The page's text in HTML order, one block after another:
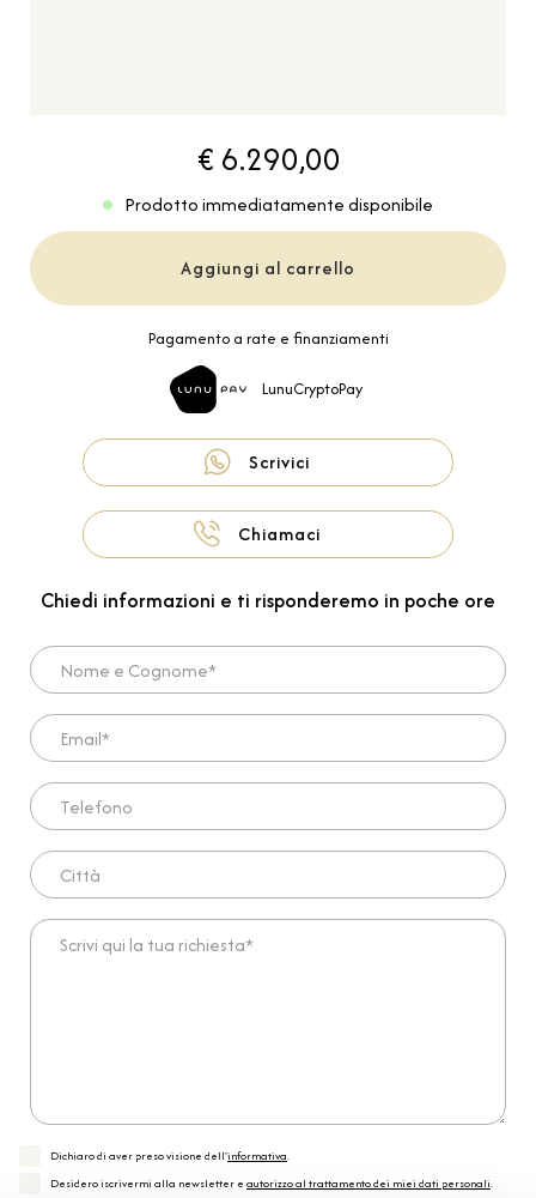
€ 6.290,00
Prodotto immediatamente disponibile
Aggiungi al carrello
Pagamento a rate e finanziamenti
LunuCryptoPay
Scrivici
Chiamaci
Chiedi informazioni e ti risponderemo in poche ore
Nome e Cognome*
Email*
Telefono
Città
Scrivi qui la tua richiesta*
Dichiaro di aver preso visione dell'informativa.
Desidero iscrivermi alla newsletter e autorizzo al trattamento dei miei dati personali.